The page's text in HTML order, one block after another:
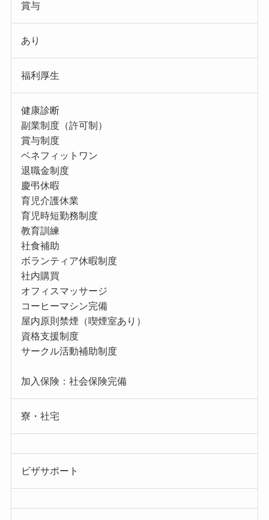
賞与
あり
福利厚生
健康診断
副業制度（許可制）
賞与制度
ベネフィットワン
退職金制度
慶弔休暇
育児介護休業
育児時短勤務制度
教育訓練
社食補助
ボランティア休暇制度
社内購買
オフィスマッサージ
コーヒーマシン完備
屋内原則禁煙（喫煙室あり）
資格支援制度
サークル活動補助制度
加入保険：社会保険完備
寮・社宅
ビザサポート